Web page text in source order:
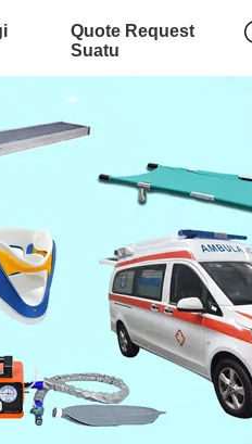
Quote Request
Suatu